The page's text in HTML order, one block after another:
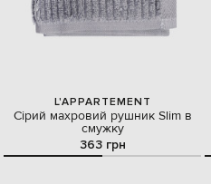
L'APPARTEMENT
Сірий махровий рушник Slim в
смужку
363 грн